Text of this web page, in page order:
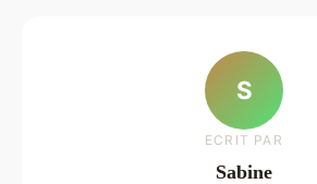
S
ECRIT PAR
Sabine